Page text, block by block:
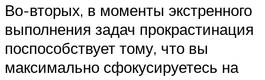
Во-вторых, в моменты экстренного
выполнения задач прокрастинация
поспособствует тому, что вы
максимально сфокусируетесь на